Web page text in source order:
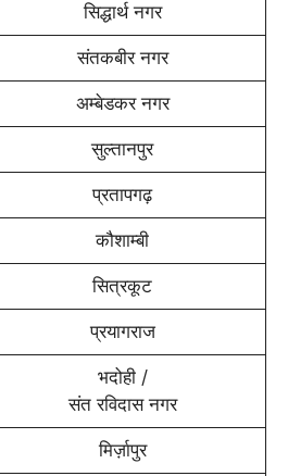
सिद्धार्थ नगर
संतकबीर नगर
अम्बेडकर नगर
सुल्तानपुर
प्रतापगढ़
कौशाम्बी
सित्रकूट
प्रयागराज
भदोही /
संत रविदास नगर
मिर्ज़ापुर